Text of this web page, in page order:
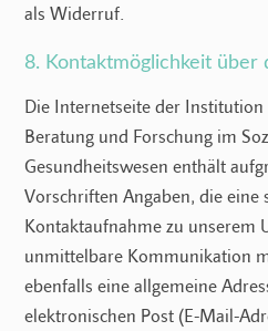
als Widerruf.
8. Kontaktmöglichkeit über
Die Internetseite der
Beratung und Forschung im
Gesundheitswesen enthält
Vorschriften Angaben, die eine
Kontaktaufnahme zu unserem
unmittelbare Kommunikation
ebenfalls eine allgemeine
elektronischen Post (E-Mail-